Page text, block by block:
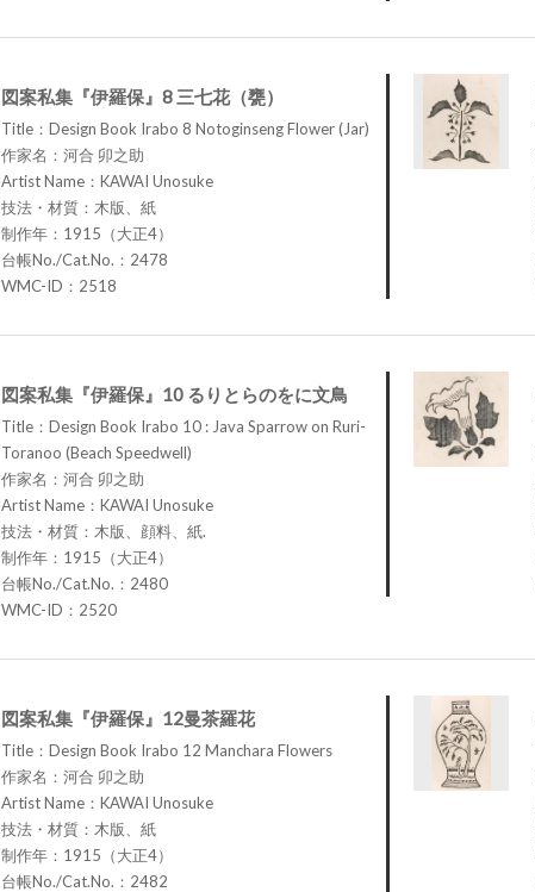
図案私集『伊羅保』8 三七花（甕）
Title：Design Book Irabo 8 Notoginseng Flower (Jar)
作家名：河合 卯之助
Artist Name：KAWAI Unosuke
技法・材質：木版、紙
制作年：1915（大正4）
台帳No./Cat.No.：2478
WMC-ID：2518
図案私集『伊羅保』10 るりとらのをに文鳥
Title：Design Book Irabo 10 : Java Sparrow on Ruri-
Toranoo (Beach Speedwell)
作家名：河合 卯之助
Artist Name：KAWAI Unosuke
技法・材質：木版、顔料、紙.
制作年：1915（大正4）
台帳No./Cat.No.：2480
WMC-ID：2520
図案私集『伊羅保』12曼茶羅花
Title：Design Book Irabo 12 Manchara Flowers
作家名：河合 卯之助
Artist Name：KAWAI Unosuke
技法・材質：木版、紙
制作年：1915（大正4）
台帳No./Cat.No.：2482